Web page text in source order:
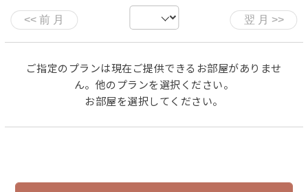
みとなります。
※当プランは昼食プランとなっておりますので、お食事場
所での提供となります。
だきます。（ロビー利用は15時迄）
◆ 間人蟹とよ志のや ◆
先代（2009年に「現代の名工」に認定）が1957年から2年
ご指定のプランは現在ご提供できるお部屋がありませ
ん。他のプランを選択ください。
お部屋を選択してください。